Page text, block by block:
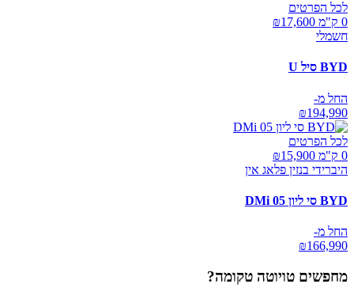
לכל הפרטים
0 ק"מ ₪
17,600
חשמלי
BYD סיל U
החל מ-
₪194,990
לכל הפרטים
0 ק"מ ₪
15,900
היברידי בנזין פלאג אין
BYD סי ליון 05 DMi
החל מ-
₪166,990
מחפשים טויוטה טקומה?